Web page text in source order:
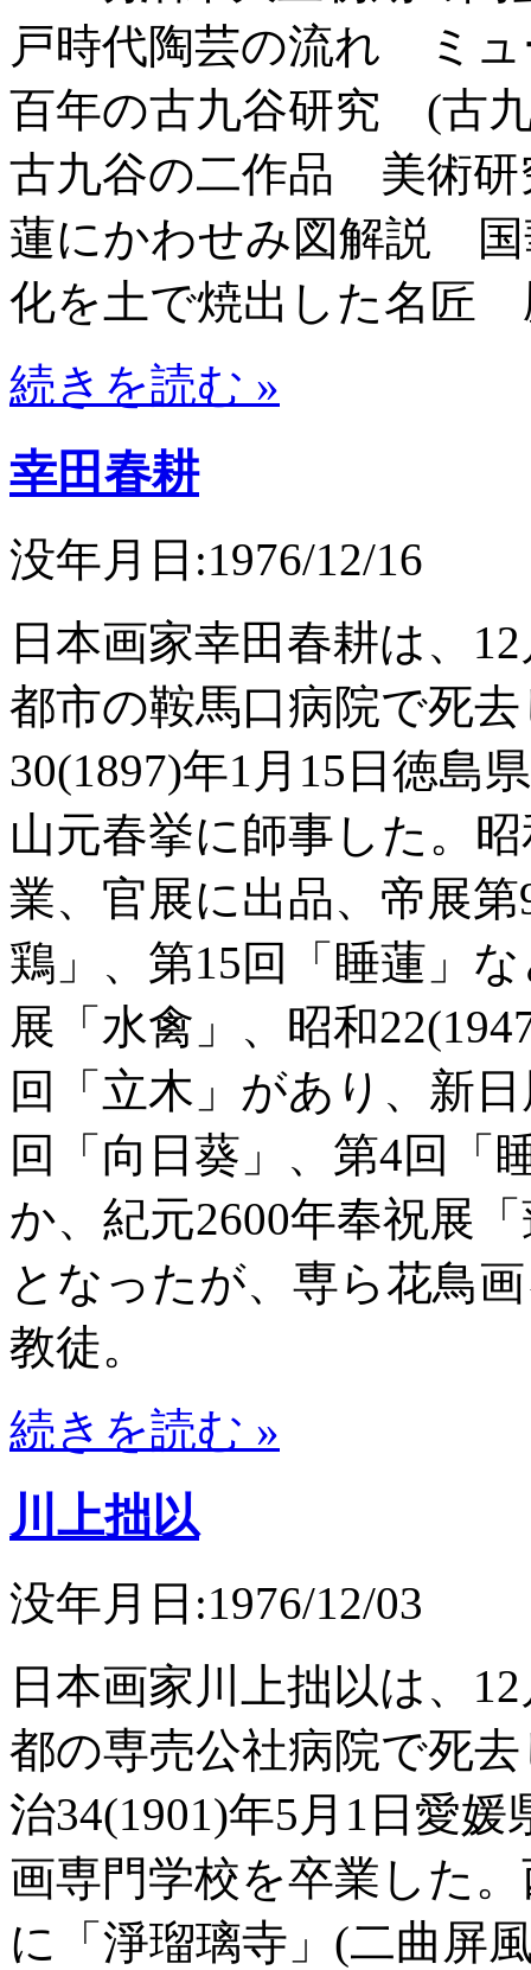
戸時代陶芸の流れ ミ
百年の古九谷研究 (古
古九谷の二作品 美術
蓮にかわせみ図解説
化を土で焼出した名
続きを読む »
幸田春耕
没年月日:1976/12/16
日本画家幸田春耕は、
都市の鞍馬口病院で死
30(1897)年1月15日徳島
山元春挙に師事した。
業、官展に出品、帝展
鶏」、第15回「睡蓮」
展「水禽」、昭和
回「立木」があり、新
回「向日葵」、第4回「
か、紀元2600年奉祝展
となったが、専ら花鳥
教徒。
続きを読む »
川上拙以
没年月日:1976/12/03
日本画家川上拙以は、
都の専売公社病院で死
治34(1901)年5月1日愛
画専門学校を卒業した
に「淨瑠璃寺」(二曲屏